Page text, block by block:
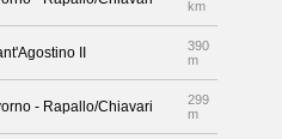
km
II
390
m
- Rapallo/Chiavari
299
m